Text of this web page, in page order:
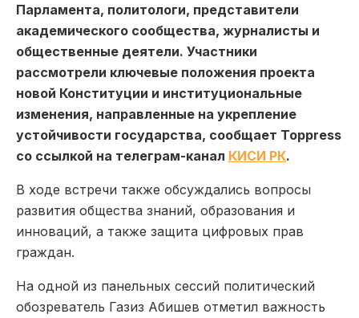
Парламента, политологи, представители
академического сообщества, журналисты и
общественные деятели. Участники
рассмотрели ключевые положения проекта
новой Конституции и институциональные
изменения, направленные на укрепление
устойчивости государства, сообщает Toppress
со ссылкой на телеграм-канал КИСИ РК.
В ходе встречи также обсуждались вопросы
развития общества знаний, образования и
инноваций, а также защита цифровых прав
граждан.
На одной из панельных сессий политический
обозреватель Газиз Абишев отметил важность